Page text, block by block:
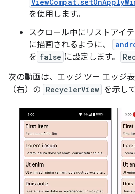
を使用します。
スクロール中にリストアイ
に描画されるように、
を false に設定します。
次の動画は、エッジ ツー エッジ
（右）の RecyclerView を示し